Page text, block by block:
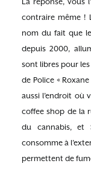
contraire même !
nom du fait que
depuis 2000,
sont libres pour les
de Police «
aussi l’endroit où
coffee shop de la
du cannabis, et
consomme à
permettent de